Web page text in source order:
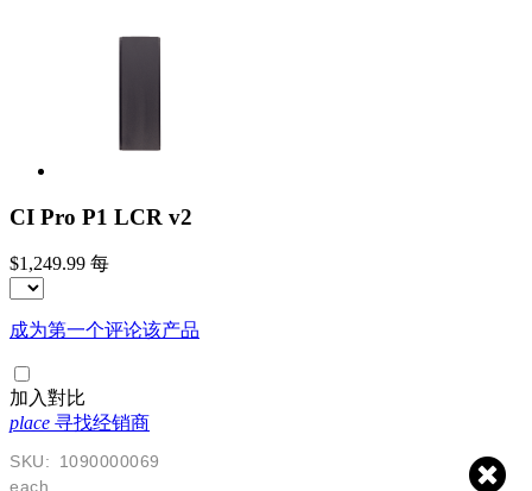
CI Pro P1 LCR v2
$1,249.99 每
成为第一个评论该产品
加入對比
place 寻找经销商
SKU:
1090000069
each